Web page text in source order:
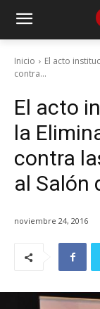
Inicio
El acto
contra...
El acto
la
contra
al Salón
noviembre 24, 2016